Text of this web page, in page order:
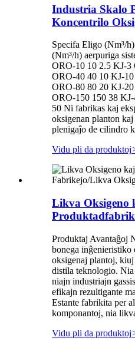
Industria Skalo
Koncentrilo
Specifa Eligo (Nm³/
(Nm³/h) aerpuriga
ORO-10 10 2.5 KJ-3
ORO-40 40 10 KJ-
ORO-80 80 20 KJ-
ORO-150 150 38
50 Ni fabrikas kaj
oksigenan planton
plenigaĵo de cilindro
Vidu pli da produktoj
Likva Oksigeno
Produktaj Avantaĝoj
bonega
oksigenaj plantoj,
distila teknologio. Nia
niajn industriajn
efikajn rezultigante
Estante fabrikita per
komponantoj, nia
Vidu pli da produktoj